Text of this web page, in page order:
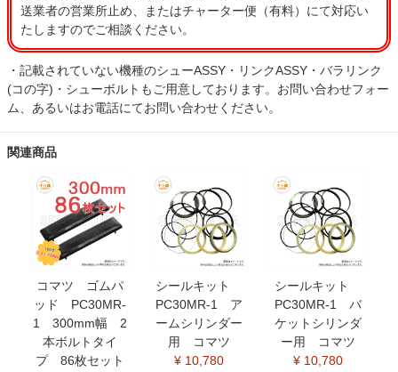
送業者の営業所止め、またはチャーター便（有料）にて対応い
たしますのでご相談ください。
・記載されていない機種のシューASSY・リンクASSY・バラリンク
(コの字)・シューボルトもご用意しております。お問い合わせフォー
ム、あるいはお電話にてお問い合わせください。
関連商品
コマツ ゴムパ
ッド PC30MR-
1 300mm幅 2
本ボルトタイ
プ 86枚セット
シールキット
PC30MR-1 ア
ームシリンダー
用 コマツ
¥ 10,780
シールキット
PC30MR-1 バ
ケットシリンダ
ー用 コマツ
¥ 10,780